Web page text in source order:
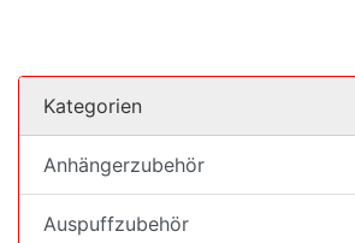
Kategorien
Anhängerzubehör
Auspuffzubehör